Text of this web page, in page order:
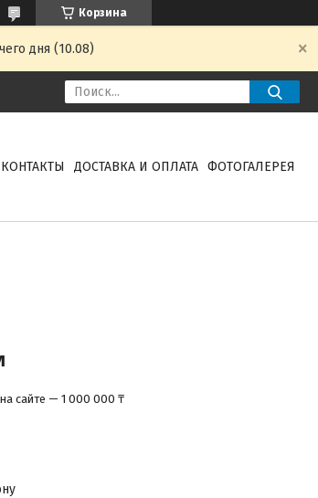
Корзина
дня (10.08)
КОНТАКТЫ ДОСТАВКА И ОПЛАТА ФОТОГАЛЕРЕЯ
сайте — 1 000 000 ₸